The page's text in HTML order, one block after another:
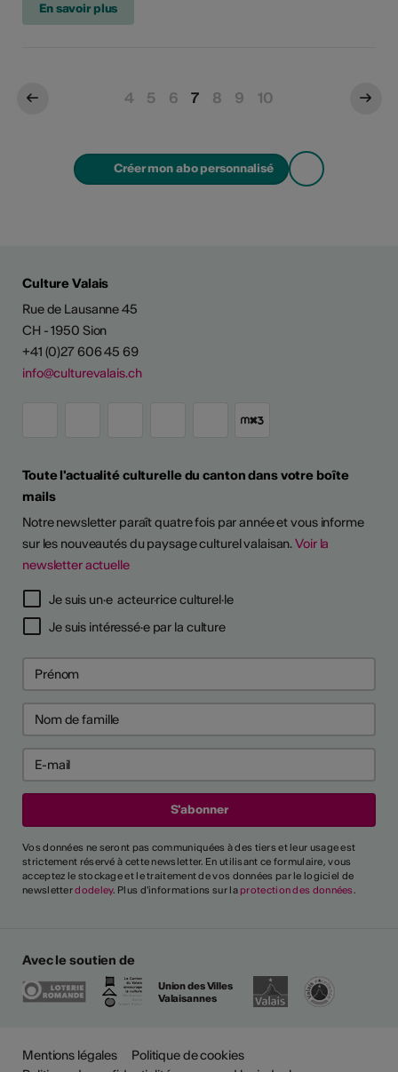
En savoir plus
4 5 6 7 8 9 10
Créer mon abo personnalisé
Culture Valais
Rue de Lausanne 45
CH - 1950 Sion
+41 (0)27 606 45 69
info@culturevalais.ch
Toute l'actualité culturelle du canton dans votre boîte
mails
Notre newsletter paraît quatre fois par année et vous informe
sur les nouveautés du paysage culturel valaisan.Voir la
newsletter actuelle
Je suis un·e acteur·rice culturel·le
Je suis intéressé·e par la culture
Vos données ne seront pas communiquées à des tiers et leur usage est
strictement réservé à cette newsletter. En utilisant ce formulaire, vous
acceptez le stockage et le traitement de vos données par le logiciel de
newsletterdodeley. Plus d'informations sur la protection des données.
Avec le soutien de
Union des Villes
Valaisannes
Mentions légales
Politique de cookies